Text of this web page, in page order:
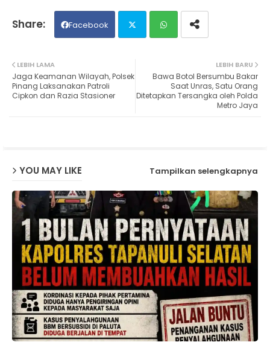
Facebook
ter ats
LEBIH BARU
Bawa Botol Bersumbu Bakar
Saat Unras, Satu Orang
Ditetapkan Tersangka oleh Polda
Metro Jaya
LEBIH LAMA
Jaga Keamanan Wilayah, Polsek
Pinang Laksanakan Patroli
Cipkon dan Razia Stasioner
YOU MAY LIKE Tampilkan selengkapnya